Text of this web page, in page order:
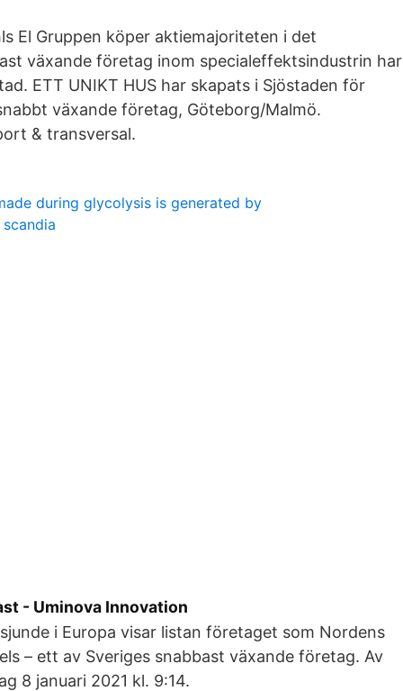
El Gruppen köper aktiemajoriteten i det
växande företag inom specialeffektsindustrin har
ETT UNIKT HUS har skapats i Sjöstaden för
växande företag, Göteborg/Malmö.
& transversal.
during glycolysis is generated by
scandia
- Uminova Innovation
i Europa visar listan företaget som Nordens
– ett av Sveriges snabbast växande företag. Av
8 januari 2021 kl. 9:14.